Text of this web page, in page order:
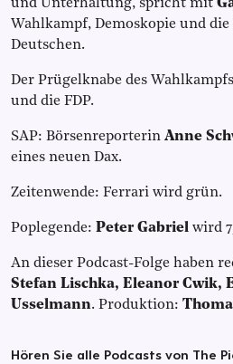
und Unterhaltung, spricht mit
Wahlkampf, Demoskopie und
Deutschen.
Der Prügelknabe des
und die FDP.
SAP: Börsenreporterin Anne
eines neuen Dax.
Zeitenwende: Ferrari wird grün.
Poplegende: Peter Gabriel wird
An dieser Podcast-Folge haben
Stefan Lischka, Eleanor Cwik,
Usselmann. Produktion:
Hören Sie alle Podcasts von The